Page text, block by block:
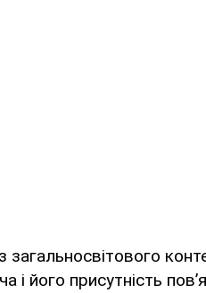
і його присутність